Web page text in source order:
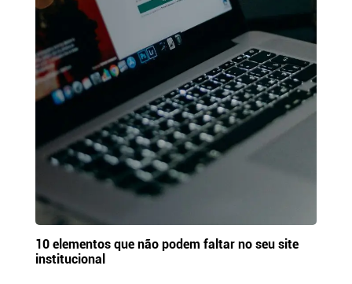
10 elementos que não podem faltar no seu site
institucional